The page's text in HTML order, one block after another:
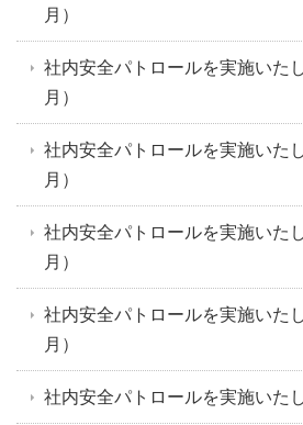
月）
社内安全パトロールを実施いた
月）
社内安全パトロールを実施いた
月）
社内安全パトロールを実施いた
月）
社内安全パトロールを実施いた
月）
社内安全パトロールを実施いた